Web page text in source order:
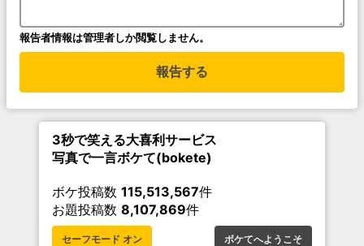
報告者情報は管理者しか閲覧しません。
報告する
3秒で笑える大喜利サービス
写真で一言ボケて(bokete)
ボケ投稿数 115,513,567件
お題投稿数 8,107,869件
セーフモード オン ボケてへようこそ